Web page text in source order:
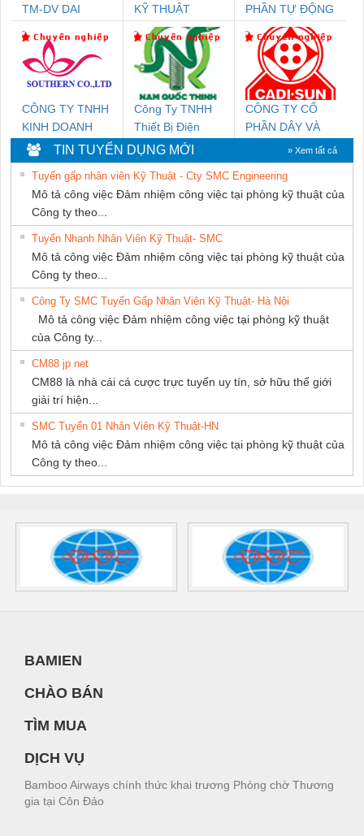
TM-DV DAI
KỸ THUẬT
KTECH VIỆT
NAM
PHẦN TỰ ĐỘNG
TIẾN HƯNG
CÔNG TY TNHH
KINH DOANH
DỊCH VỤ XNK
PHƯƠNG NAM
Công Ty TNHH
Thiết Bị Điện
Nam Quốc Thịnh
CÔNG TY CỔ
PHẦN DÂY VÀ
CÁP ĐIỆN
THƯỢNG ĐÌNH
TIN TUYỂN DỤNG MỚI » Xem tất cả
Tuyển gấp nhân viên Kỹ Thuật - Cty SMC Engineering
Mô tả công việc Đảm nhiệm công việc tại phòng kỹ thuật của
Công ty theo...
Tuyển Nhanh Nhân Viên Kỹ Thuật- SMC
Mô tả công việc Đảm nhiệm công việc tại phòng kỹ thuật của
Công ty theo...
Công Ty SMC Tuyển Gấp Nhân Viên Kỹ Thuật- Hà Nội
Mô tả công việc Đảm nhiệm công việc tại phòng kỹ thuật
của Công ty...
CM88 jp net
CM88 là nhà cái cá cược trực tuyến uy tín, sở hữu thế giới
giải trí hiện...
SMC Tuyển 01 Nhân Viên Kỹ Thuật-HN
Mô tả công việc Đảm nhiệm công việc tại phòng kỹ thuật của
Công ty theo...
BAMIEN
CHÀO BÁN
TÌM MUA
DỊCH VỤ
Bamboo Airways chính thức khai trương Phòng chờ Thương
gia tại Côn Đảo